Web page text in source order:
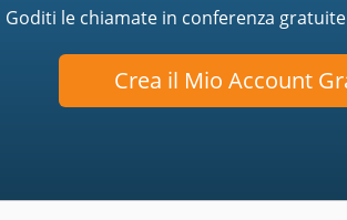
Goditi le chiamate in conferenza
Crea il Mio Account